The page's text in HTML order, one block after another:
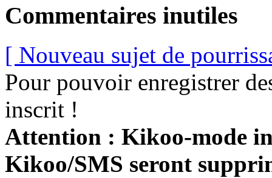
Commentaires inutiles
[ Nouveau sujet de
Pour pouvoir enregistrer
inscrit !
Attention : Kikoo-mode
Kikoo/SMS seront